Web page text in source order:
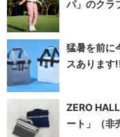
パ」のクラ
猛暑を前に
スあります
ZERO
ート」（非